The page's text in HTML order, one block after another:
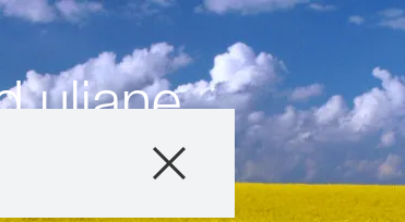
Sortiment
Tehnologija
uljane